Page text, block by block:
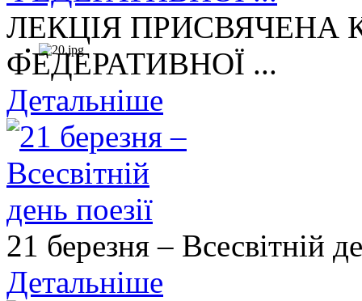
ЛЕКЦІЯ ПРИСВЯЧЕНА
ФЕДЕРАТИВНОЇ ...
Детальніше
21 березня – Всесвітній
Детальніше